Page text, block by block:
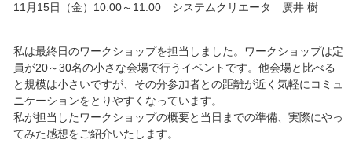
11月15日（金）10:00～11:00 システムクリエータ 廣井 樹
私は最終日のワークショップを担当しました。ワークショップは定
員が20～30名の小さな会場で行うイベントです。他会場と比べる
と規模は小さいですが、その分参加者との距離が近く気軽にコミュ
ニケーションをとりやすくなっています。
私が担当したワークショップの概要と当日までの準備、実際にやっ
てみた感想をご紹介いたします。